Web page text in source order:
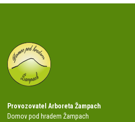
Provozovatel Arboreta Žampach
Domov pod hradem Žampach